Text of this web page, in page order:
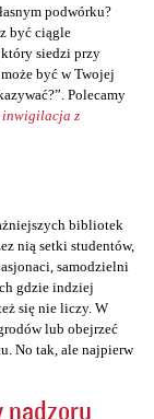
podwórku?
być ciągle
który siedzi przy
być w Twojej
Polecamy
inwigilacja z
bibliotek
nią setki studentów,
samodzielni
gdzie indziej
się nie liczy. W
lub obejrzeć
No tak, ale najpierw
nadzoru